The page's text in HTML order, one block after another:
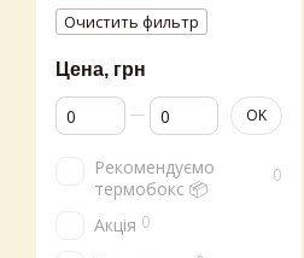
Очистить фильтр
Цена, грн
От Цена, грн
До Цена, грн OK
Рекомендуємо
термобокс 📦
0
Акція 0